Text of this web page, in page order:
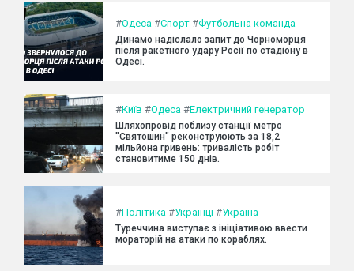
#Одеса #Спорт #Футбольна команда
Динамо надіслало запит до Чорноморця
після ракетного удару Росії по стадіону в
Одесі.
#Київ #Одеса #Електричний генератор
Шляхопровід поблизу станції метро
"Святошин" реконструюють за 18,2
мільйона гривень: тривалість робіт
становитиме 150 днів.
#Політика #Українці #Україна
Туреччина виступає з ініціативою ввести
мораторій на атаки по кораблях.